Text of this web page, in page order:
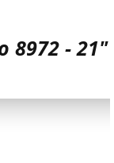
8972 - 21"